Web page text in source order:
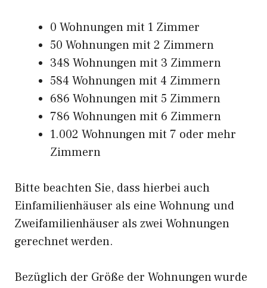
0 Wohnungen mit 1 Zimmer
50 Wohnungen mit 2 Zimmern
348 Wohnungen mit 3 Zimmern
584 Wohnungen mit 4 Zimmern
686 Wohnungen mit 5 Zimmern
786 Wohnungen mit 6 Zimmern
1.002 Wohnungen mit 7 oder mehr
Zimmern
Bitte beachten Sie, dass hierbei auch
Einfamilienhäuser als eine Wohnung und
Zweifamilienhäuser als zwei Wohnungen
gerechnet werden.
Bezüglich der Größe der Wohnungen wurde